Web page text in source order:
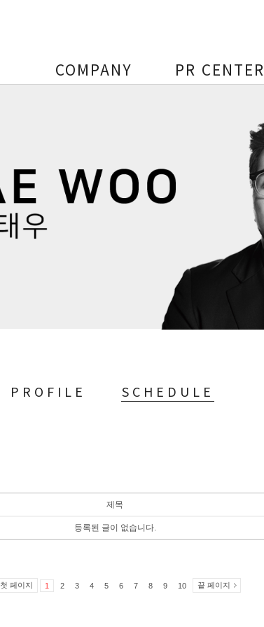
COMPANY PR CENTER
PROFILE SCHEDULE
제목
등록된 글이 없습니다.
첫 페이지 1 2 3 4 5 6 7 8 9 10 끝 페이지